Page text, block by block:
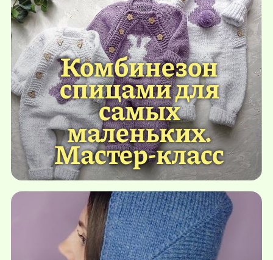
Комбинезон
спицами для
самых
маленьких.
Мастер-класс